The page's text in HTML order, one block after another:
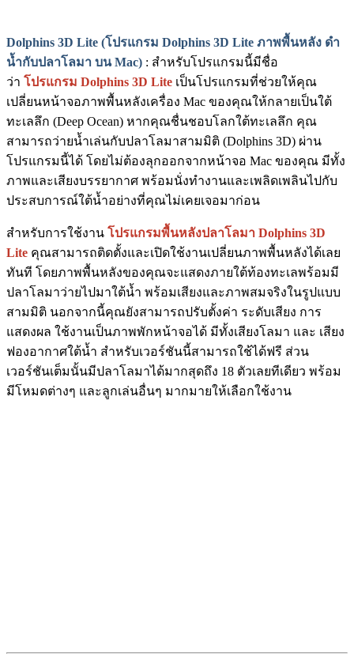
Dolphins 3D Lite (โปรแกรม Dolphins 3D Lite ภาพพื้นหลัง ดำ
น้ำกับปลาโลมา บน Mac) : สำหรับโปรแกรมนี้มีชื่อ
ว่า โปรแกรม Dolphins 3D Lite เป็นโปรแกรมที่ช่วยให้คุณ
เปลี่ยนหน้าจอภาพพื้นหลังเครื่อง Mac ของคุณให้กลายเป็นใต้
ทะเลลึก (Deep Ocean) หากคุณชื่นชอบโลกใต้ทะเลลึก คุณ
สามารถว่ายน้ำเล่นกับปลาโลมาสามมิติ (Dolphins 3D) ผ่าน
โปรแกรมนี้ได้ โดยไม่ต้องลุกออกจากหน้าจอ Mac ของคุณ มีทั้ง
ภาพและเสียงบรรยากาศ พร้อมนั่งทำงานและเพลิดเพลินไปกับ
ประสบการณ์ใต้น้ำอย่างที่คุณไม่เคยเจอมาก่อน
สำหรับการใช้งาน โปรแกรมพื้นหลังปลาโลมา Dolphins 3D
Lite คุณสามารถติดตั้งและเปิดใช้งานเปลี่ยนภาพพื้นหลังได้เลย
ทันที โดยภาพพื้นหลังของคุณจะแสดงภายใต้ท้องทะเลพร้อมมี
ปลาโลมาว่ายไปมาใต้น้ำ พร้อมเสียงและภาพสมจริงในรูปแบบ
สามมิติ นอกจากนี้คุณยังสามารถปรับตั้งค่า ระดับเสียง การ
แสดงผล ใช้งานเป็นภาพพักหน้าจอได้ มีทั้งเสียงโลมา และ เสียง
ฟองอากาศใต้น้ำ สำหรับเวอร์ชันนี้สามารถใช้ได้ฟรี ส่วน
เวอร์ชันเต็มนั้นมีปลาโลมาได้มากสุดถึง 18 ตัวเลยทีเดียว พร้อม
มีโหมดต่างๆ และลูกเล่นอื่นๆ มากมายให้เลือกใช้งาน